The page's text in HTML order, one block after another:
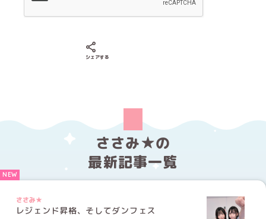
シェアする
ささみ★の
最新記事一覧
ささみ★
レジェンド昇格、そしてダンフェス